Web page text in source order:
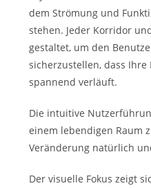
dem Strömung und
stehen. Jeder Korridor
gestaltet, um den
sicherzustellen, dass
spannend verläuft.
Die intuitive
einem lebendigen Raum
Veränderung natürlich
Der visuelle Fokus zeigt